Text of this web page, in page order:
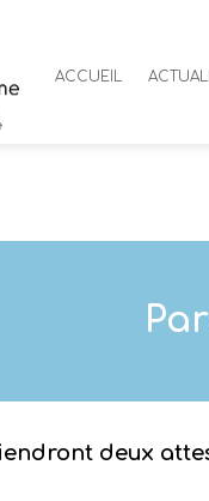
ACCUEIL
deux